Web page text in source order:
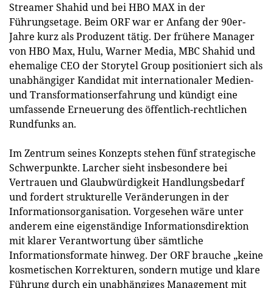
Streamer Shahid und bei HBO MAX in der
Führungsetage. Beim ORF war er Anfang der 90er-
Jahre kurz als Produzent tätig. Der frühere Manager
von HBO Max, Hulu, Warner Media, MBC Shahid und
ehemalige CEO der Storytel Group positioniert sich als
unabhängiger Kandidat mit internationaler Medien-
und Transformationserfahrung und kündigt eine
umfassende Erneuerung des öffentlich-rechtlichen
Rundfunks an.
Im Zentrum seines Konzepts stehen fünf strategische
Schwerpunkte. Larcher sieht insbesondere bei
Vertrauen und Glaubwürdigkeit Handlungsbedarf
und fordert strukturelle Veränderungen in der
Informationsorganisation. Vorgesehen wäre unter
anderem eine eigenständige Informationsdirektion
mit klarer Verantwortung über sämtliche
Informationsformate hinweg. Der ORF brauche „keine
kosmetischen Korrekturen, sondern mutige und klare
Führung durch ein unabhängiges Management mit